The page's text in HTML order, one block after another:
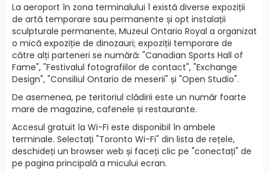
La aeroport în zona terminalului 1 există diverse expoziții
de artă temporare sau permanente și opt instalații
sculpturale permanente, Muzeul Ontario Royal a organizat
o mică expoziție de dinozauri; expoziții temporare de
către alți parteneri se numără: "Canadian Sports Hall of
Fame", "Festivalul fotografiilor de contact", "Exchange
Design", "Consiliul Ontario de meserii" și "Open Studio".
De asemenea, pe teritoriul clădirii este un număr foarte
mare de magazine, cafenele și restaurante.
Accesul gratuit la Wi-Fi este disponibil în ambele
terminale. Selectați "Toronto Wi-Fi" din lista de rețele,
deschideți un browser web și faceți clic pe "conectați" de
pe pagina principală a micului ecran.